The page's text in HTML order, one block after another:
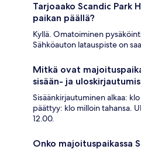
Tarjoaako Scandic Park
paikan päällä?
Kyllä. Omatoiminen
Sähköauton latauspiste on
Mitkä ovat
sisään- ja
Sisäänkirjautuminen alkaa:
päättyy: klo milloin tahansa.
12.00.
Onko majoituspaikassa